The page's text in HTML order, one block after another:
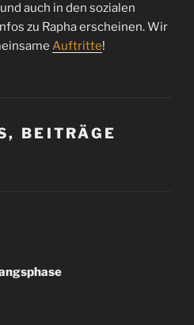
auch in den sozialen
zu Rapha erscheinen. Wir
Auftritte!
, BEITRÄGE